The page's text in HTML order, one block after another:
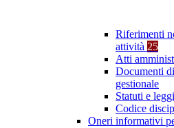
Riferimenti
attività 25
Atti
Documenti
gestionale
Statuti e
Codice
Oneri informativi